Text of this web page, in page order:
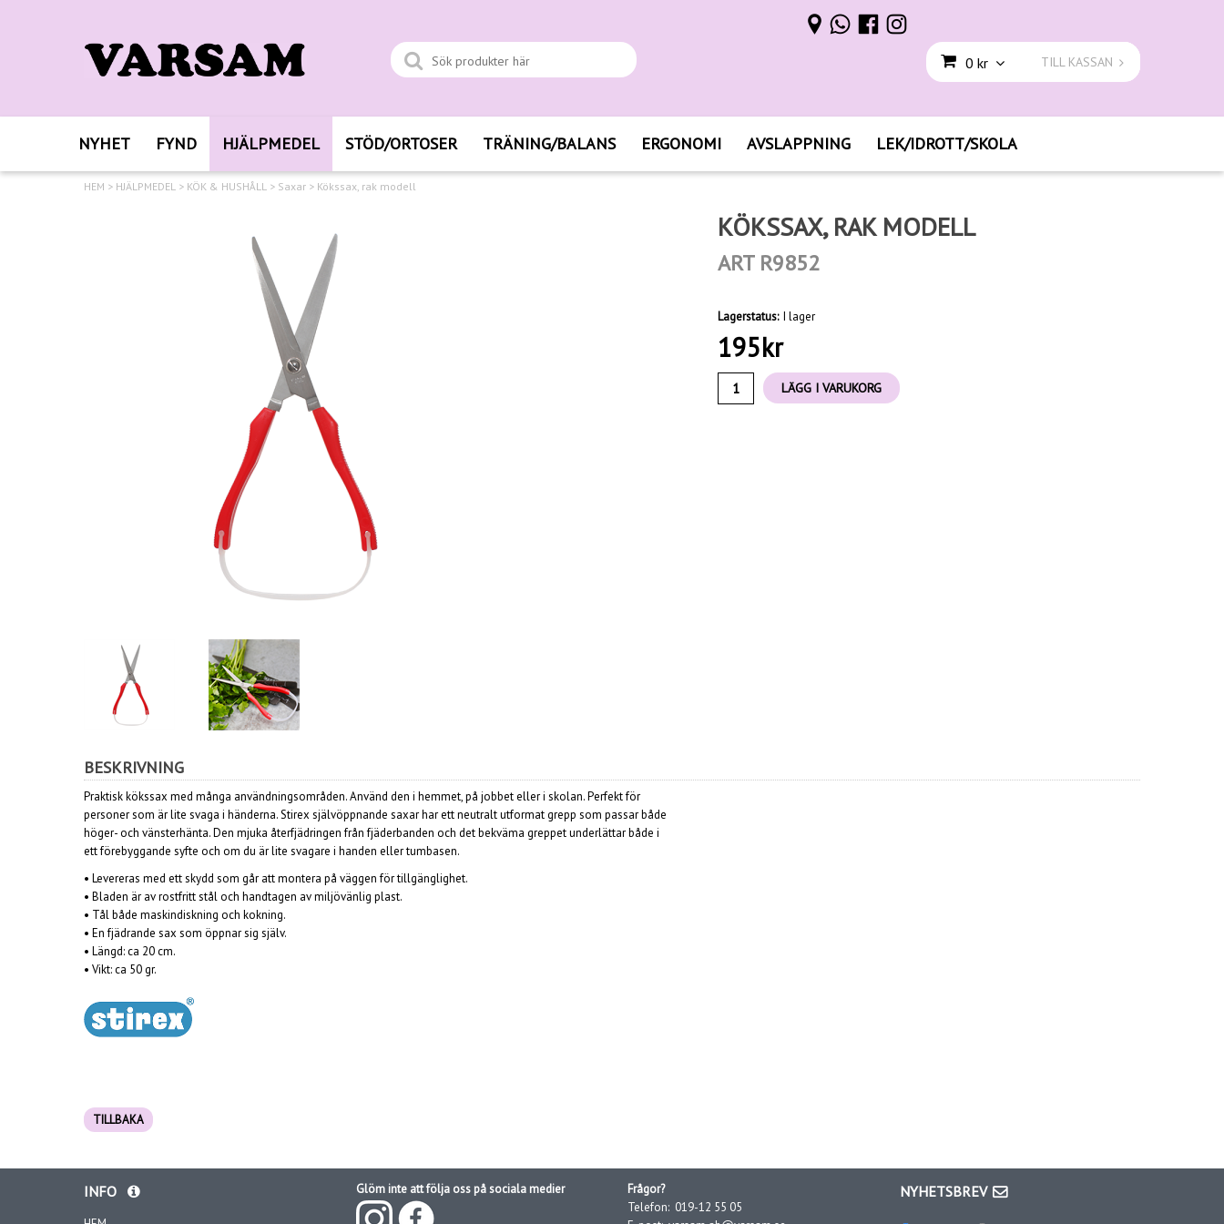
0 kr TILL KASSAN
NYHET FYND HJÄLPMEDEL STÖD/ORTOSER TRÄNING/BALANS ERGONOMI AVSLAPPNING LEK/IDROTT/SKOLA
HEM > HJÄLPMEDEL > KÖK & HUSHÅLL > Saxar > Kökssax, rak modell
KÖKSSAX, RAK MODELL
ART R9852
Lagerstatus: I lager
195kr
LÄGG I VARUKORG
BESKRIVNING
Praktisk kökssax med många användningsområden. Använd den i hemmet, på jobbet eller i skolan. Perfekt för
personer som är lite svaga i händerna. Stirex självöppnande saxar har ett neutralt utformat grepp som passar både
höger- och vänsterhänta. Den mjuka återfjädringen från fjäderbanden och det bekväma greppet underlättar både i
ett förebyggande syfte och om du är lite svagare i handen eller tumbasen.
• Levereras med ett skydd som går att montera på väggen för tillgänglighet.
• Bladen är av rostfritt stål och handtagen av miljövänlig plast.
• Tål både maskindiskning och kokning.
• En fjädrande sax som öppnar sig själv.
• Längd: ca 20 cm.
• Vikt: ca 50 gr.
TILLBAKA
INFO Glöm inte att följa oss på sociala medier
Frågor?
Telefon: 019-12 55 05
NYHETSBREV